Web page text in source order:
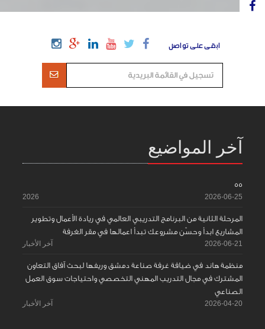
ابقى على تواصل
آخر المواضيع
55
2026-06-25
2026
المرحلة الثانية من البرنامج التدريبي العالمي في ريادة الأعمال وتطوير
المشاريع ابدأ وحسّن مشروعك تبدأ اعمالها في مقر الغرفة
2026-06-21 آخر الأخبار
منظمة هاند في ضيافة غرفة صناعة دمشق وريفها لبحث آفاق التعاون
المشترك في مجال التدريب المهني التخصصي واحتياجات سوق العمل
الصناعي
2026-04-20 آخر الأخبار